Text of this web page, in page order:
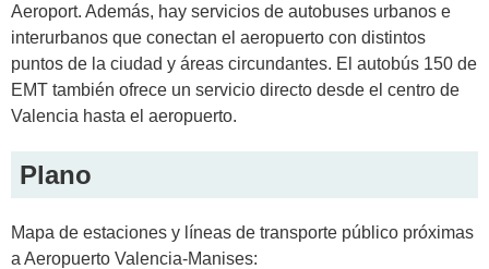
Aeroport. Además, hay servicios de autobuses urbanos e
interurbanos que conectan el aeropuerto con distintos
puntos de la ciudad y áreas circundantes. El autobús 150 de
EMT también ofrece un servicio directo desde el centro de
Valencia hasta el aeropuerto.
Plano
Mapa de estaciones y líneas de transporte público próximas
a Aeropuerto Valencia-Manises: